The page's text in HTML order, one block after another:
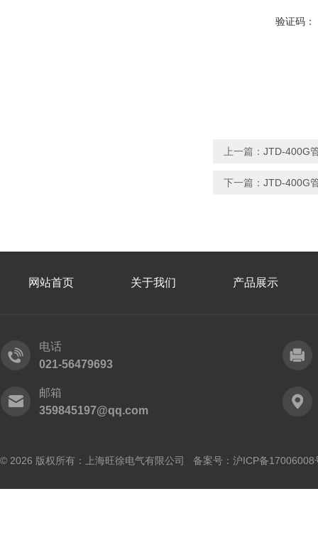
验证码：
上一篇： JTD-400G
下一篇： JTD-400G
网站首页 关于我们 产品展示
电话
021-56479693
邮箱
359845197@qq.com
© 2026 版权所有：上海旺徐电气有限公司 备案号： 沪ICP备17006008